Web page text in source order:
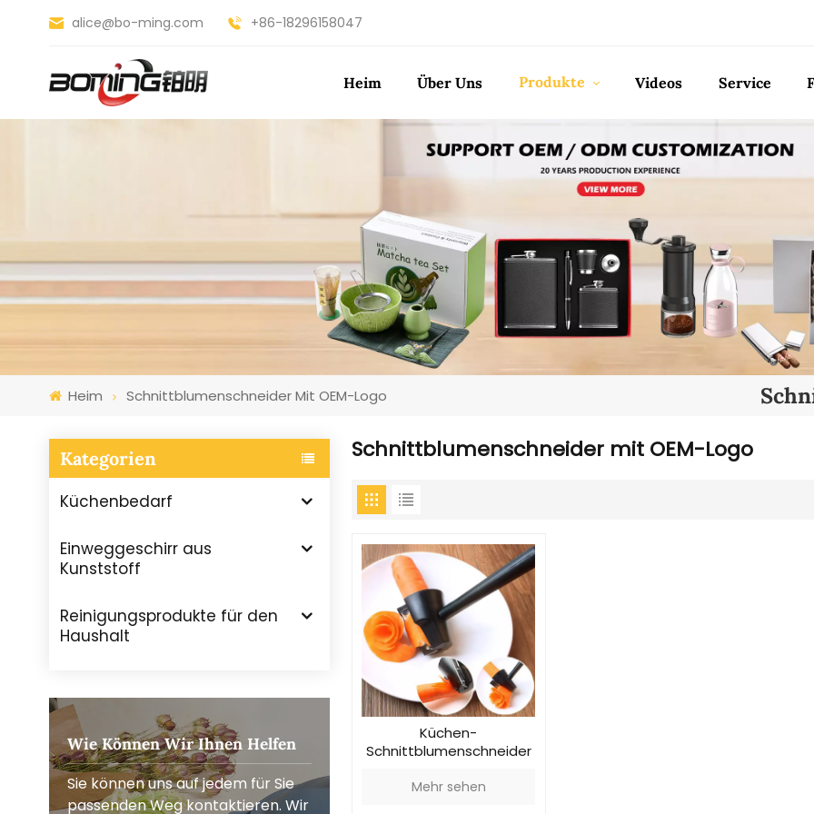
alice@bo-ming.com +86-18296158047
Heim Über Uns Produkte Videos Service
Heim Schnittblumenschneider Mit OEM-Logo
Kategorien
Küchenbedarf
Einweggeschirr aus
Kunststoff
Reinigungsprodukte für den
Haushalt
Wie Können Wir Ihnen Helfen
Sie können uns auf jedem für Sie
passenden Weg kontaktieren. Wir
Schnittblumenschneider mit OEM-Logo
Küchen-
Schnittblumenschneider
Mehr sehen